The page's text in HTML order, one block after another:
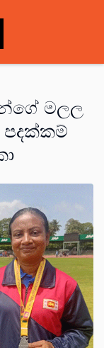
මලල
පදක්කම්